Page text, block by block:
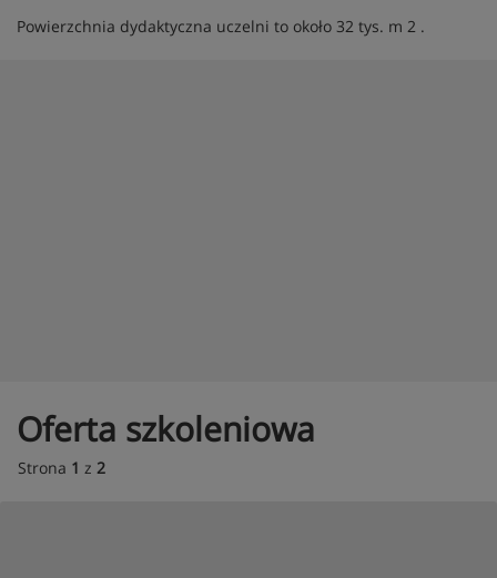
Powierzchnia dydaktyczna uczelni to około 32 tys. m 2 .
Oferta szkoleniowa
Strona 1 z 2